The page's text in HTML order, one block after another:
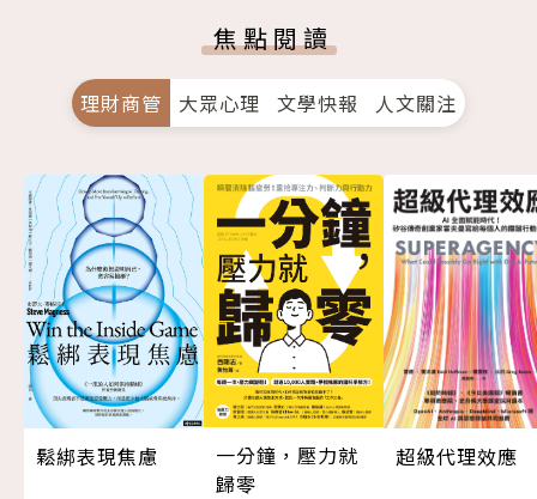
焦點閱讀
理財商管 大眾心理 文學快報 人文關注
鬆綁表現焦慮
一分鐘，壓力就
歸零
超級代理效應